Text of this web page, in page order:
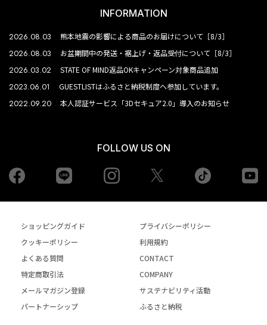
INFORMATION
2026.08.03 熊本地震の影響による商品のお届けについて［8/3］
2026.08.03 お盆期間中の発送・裾上げ・返品受付について［8/3］
2026.03.02 STATE OF MIND返品OKキャンペーン対象商品追加
2023.06.01 GUESTLISTはふるさと納税制度へ参加しています。
2022.09.20 本人認証サービス「3Dセキュア2.0」導入のお知らせ
FOLLOW US ON
Facebook Instagram tiktok
ショッピングガイド
プライバシーポリシー
クッキーポリシー
利用規約
よくある質問
CONTACT
特定商取引法
COMPANY
メールマガジン登録
サステナビリティ活動
パートナーシップ
ふるさと納税